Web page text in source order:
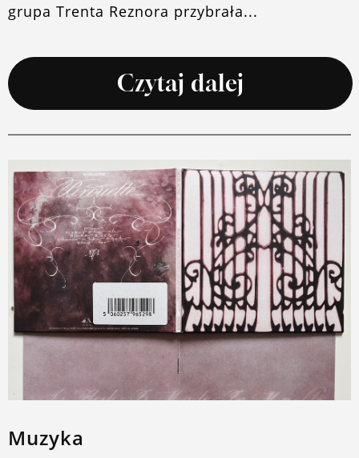
grupa Trenta Reznora przybrała...
Czytaj dalej
Muzyka